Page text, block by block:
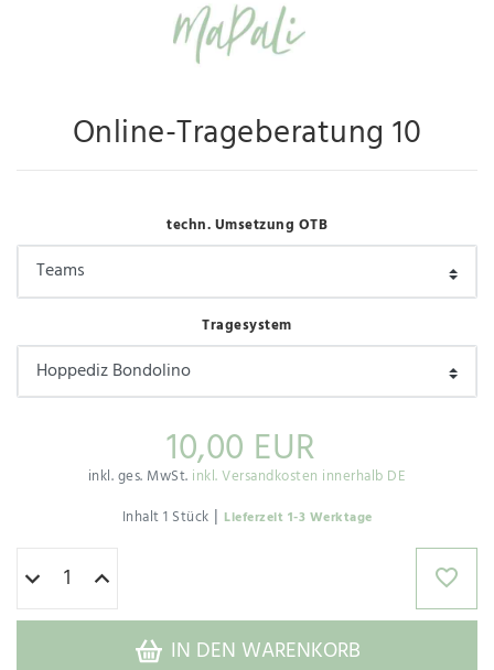
Online-Trageberatung 10
techn. Umsetzung OTB
Tragesystem
10,00 EUR
inkl. ges. MwSt. inkl. Versandkosten innerhalb DE
Inhalt1 Stück | Lieferzeit 1-3 Werktage
IN DEN WARENKORB